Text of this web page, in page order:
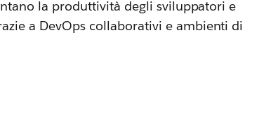
la produttività degli sviluppatori e
a DevOps collaborativi e ambienti di